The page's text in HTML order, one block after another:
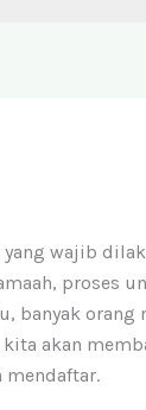
wajib
proses
banyak
akan
mendaftar.